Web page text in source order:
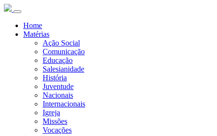
Home
Matérias
Ação Social
Comunicação
Educação
Salesianidade
História
Juventude
Nacionais
Internacionais
Igreja
Missões
Vocações